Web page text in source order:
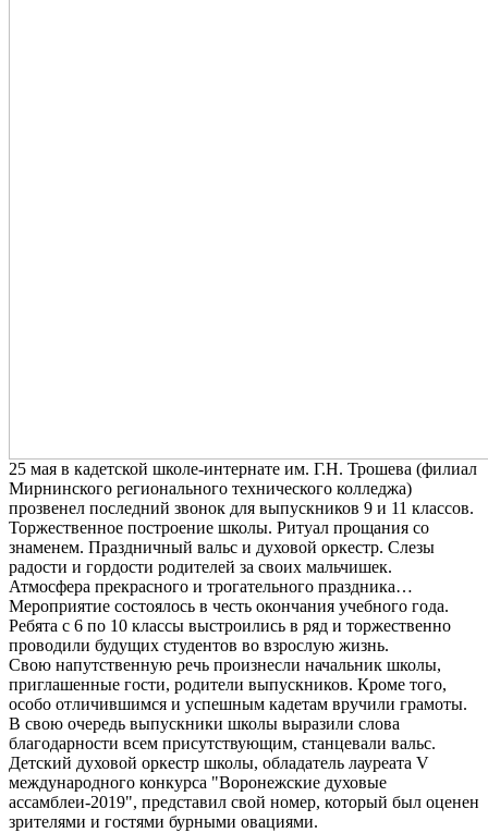
25 мая в кадетской школе-интернате им. Г.Н. Трошева (филиал
Мирнинского регионального технического колледжа)
прозвенел последний звонок для выпускников 9 и 11 классов.
Торжественное построение школы. Ритуал прощания со
знаменем. Праздничный вальс и духовой оркестр. Слезы
радости и гордости родителей за своих мальчишек.
Атмосфера прекрасного и трогательного праздника…
Мероприятие состоялось в честь окончания учебного года.
Ребята с 6 по 10 классы выстроились в ряд и торжественно
проводили будущих студентов во взрослую жизнь.
Свою напутственную речь произнесли начальник школы,
приглашенные гости, родители выпускников. Кроме того,
особо отличившимся и успешным кадетам вручили грамоты.
В свою очередь выпускники школы выразили слова
благодарности всем присутствующим, станцевали вальс.
Детский духовой оркестр школы, обладатель лауреата V
международного конкурса "Воронежские духовые
ассамблеи-2019", представил свой номер, который был оценен
зрителями и гостями бурными овациями.